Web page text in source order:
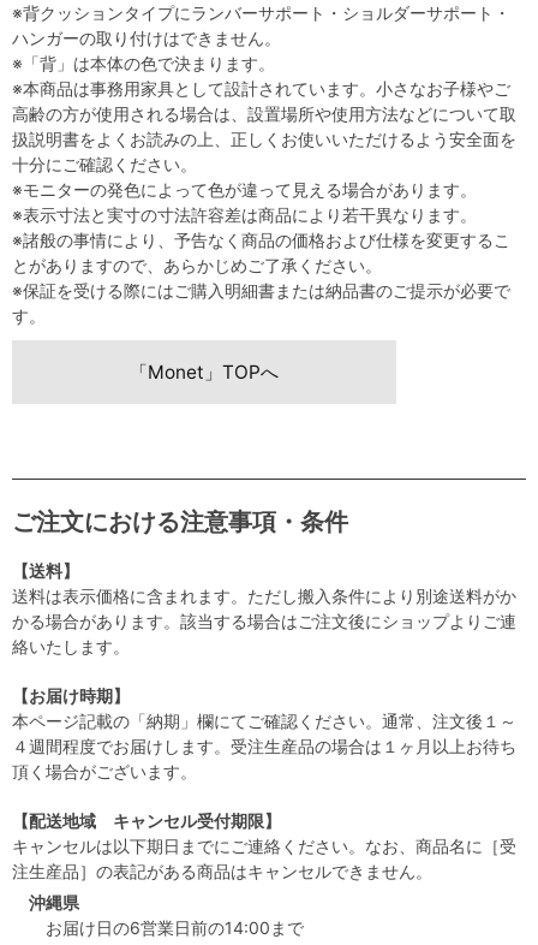
※背クッションタイプにランバーサポート・ショルダーサポート・
ハンガーの取り付けはできません。
※「背」は本体の色で決まります。
※本商品は事務用家具として設計されています。小さなお子様やご
高齢の方が使用される場合は、設置場所や使用方法などについて取
扱説明書をよくお読みの上、正しくお使いいただけるよう安全面を
十分にご確認ください。
※モニターの発色によって色が違って見える場合があります。
※表示寸法と実寸の寸法許容差は商品により若干異なります。
※諸般の事情により、予告なく商品の価格および仕様を変更するこ
とがありますので、あらかじめご了承ください。
※保証を受ける際にはご購入明細書または納品書のご提示が必要で
す。
「Monet」TOPへ
ご注文における注意事項・条件
【送料】
送料は表示価格に含まれます。ただし搬入条件により別途送料がか
かる場合があります。該当する場合はご注文後にショップよりご連
絡いたします。
【お届け時期】
本ページ記載の「納期」欄にてご確認ください。通常、注文後１～
４週間程度でお届けします。受注生産品の場合は１ヶ月以上お待ち
頂く場合がございます。
【配送地域 キャンセル受付期限】
キャンセルは以下期日までにご連絡ください。なお、商品名に［受
注生産品］の表記がある商品はキャンセルできません。
沖縄県
お届け日の6営業日前の14:00まで